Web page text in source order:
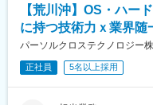
任せします。
■キャリアパス：
・1on1を定期的に実
制度等も活発に行われ
ィに経験しながらスキ
携わるなど、キャリ
【荒川沖】OS・ハー
に持つ技術力ｘ業界随
パーソルクロステクノロジー
正社員 5名以上採用